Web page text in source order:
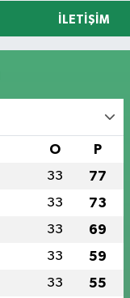
İLETIŞIM
O P
33 77
33 73
33 69
33 59
33 55